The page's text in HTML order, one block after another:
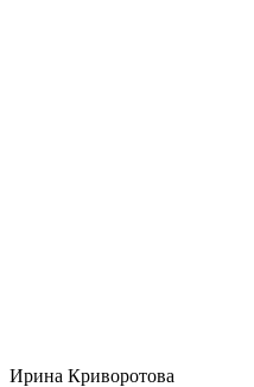
Ирина Криворотова